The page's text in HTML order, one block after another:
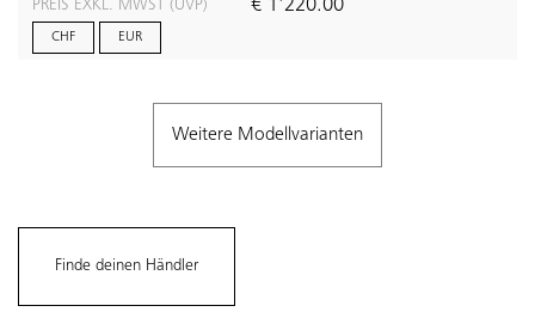
PREIS EXKL. MWST (UVP)
CHF EUR
€ 1'220.00
Weitere Modellvarianten
Finde deinen Händler